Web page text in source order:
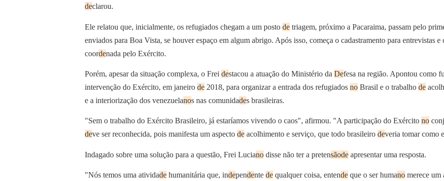
declarou.
Ele relatou que, inicialmente, os refugiados chegam a um posto de triagem, próximo a Pacaraima, passam pelo
enviados para Boa Vista, se houver espaço em algum abrigo. Após isso, começa o cadastramento para entrevistas e
coordenada pelo Exército.
Porém, apesar da situação complexa, o Frei destacou a atuação do Ministério da Defesa na região. Apontou como
intervenção do Exército, em janeiro de 2018, para organizar a entrada dos refugiados no Brasil e o trabalho de
e a interiorização dos venezuelanos nas comunidades brasileiras.
"Sem o trabalho do Exército Brasileiro, já estaríamos vivendo o caos", afirmou. "A participação do Exército no
deve ser reconhecida, pois manifesta um aspecto de acolhimento e serviço, que todo brasileiro deveria tomar como
Indagado sobre uma solução para a questão, Frei Luciano disse não ter a pretensãode apresentar uma resposta.
"Nós temos uma atividade humanitária que, independente de qualquer coisa, entende que o ser humano merece um